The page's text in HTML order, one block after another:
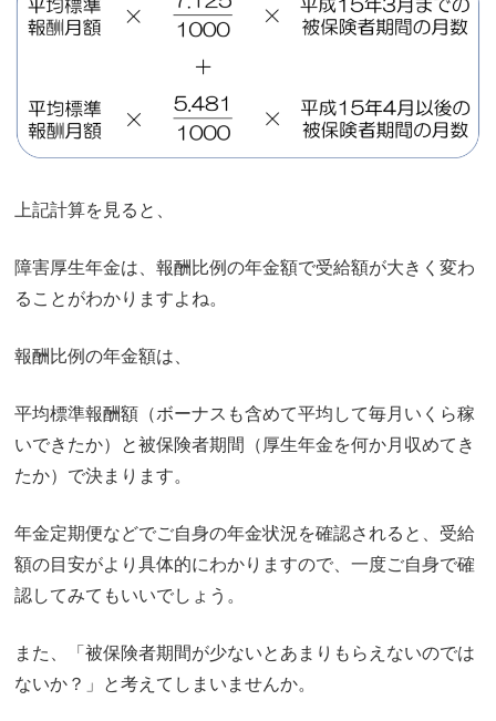
上記計算を見ると、
障害厚生年金は、報酬比例の年金額で受給額が大きく変わ
ることがわかりますよね。
報酬比例の年金額は、
平均標準報酬額（ボーナスも含めて平均して毎月いくら稼
いできたか）と被保険者期間（厚生年金を何か月収めてき
たか）で決まります。
年金定期便などでご自身の年金状況を確認されると、受給
額の目安がより具体的にわかりますので、一度ご自身で確
認してみてもいいでしょう。
また、「被保険者期間が少ないとあまりもらえないのでは
ないか？」と考えてしまいませんか。